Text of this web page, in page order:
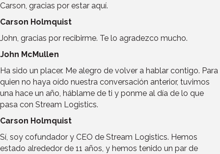
Carson, gracias por estar aquí.
Carson Holmquist
John, gracias por recibirme. Te lo agradezco mucho.
John McMullen
Ha sido un placer. Me alegro de volver a hablar contigo. Para
quien no haya oído nuestra conversación anterior, tuvimos
una hace un año, háblame de ti y ponme al día de lo que
pasa con Stream Logistics.
Carson Holmquist
Sí, soy cofundador y CEO de Stream Logistics. Hemos
estado alrededor de 11 años, y hemos tenido un par de